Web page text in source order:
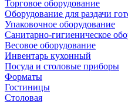
Торговое оборудование
Оборудование для раздачи
Упаковочное оборудование
Санитарно-гигиеническое
Весовое оборудование
Инвентарь кухонный
Посуда и столовые приборы
Форматы
Гостиницы
Столовая